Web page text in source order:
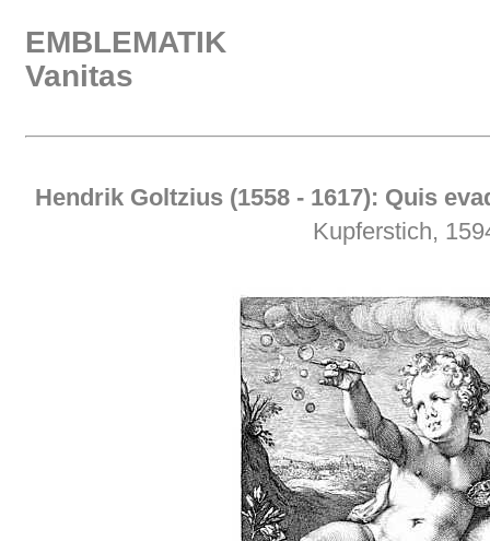
EMBLEMATIK
Vanitas
Hendrik Goltzius (1558 - 1617): Quis
Kupferstich,